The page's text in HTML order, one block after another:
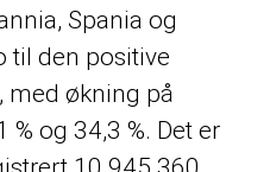
Spania og
til den positive
med økning på
% og 34,3 %. Det er